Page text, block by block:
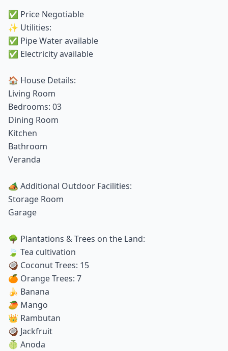
✅ Price Negotiable
✨ Utilities:
✅ Pipe Water available
✅ Electricity available
🏠 House Details:
Living Room
Bedrooms: 03
Dining Room
Kitchen
Bathroom
Veranda
🏕️ Additional Outdoor Facilities:
Storage Room
Garage
🌳 Plantations & Trees on the Land:
🍃 Tea cultivation
🥥 Coconut Trees: 15
🍊 Orange Trees: 7
🍌 Banana
🥭 Mango
👑 Rambutan
🥥 Jackfruit
🍈 Anoda